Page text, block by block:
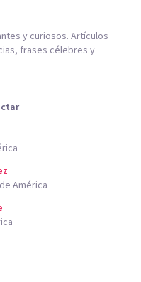
y curiosos. Artículos
frases célebres y
América